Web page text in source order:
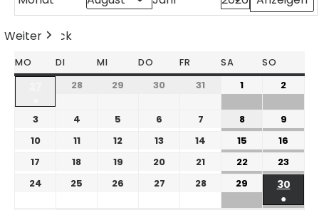
Zurück
Heute
Weiter
MO DI MI DO FR SA SO
28 29 30 31 1 2
3 4 5 6 7 8
9
10
11 12 13 14 15
16
17
18 19 20 21 22
23
24
25 26 27 28 29
30
●